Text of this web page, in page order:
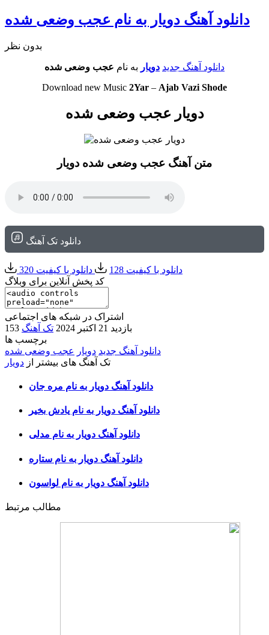
دانلود آهنگ دویار به نام عجب وضعی شده
بدون نظر
دانلود آهنگ جدید دویار به نام عجب وضعی شده
Download new Music 2Yar – Ajab Vazi Shode
دویار عجب وضعی شده
متن آهنگ عجب وضعی شده دویار
دانلود تک آهنگ
دانلود با کیفیت 128
دانلود با کیفیت 320
کد پخش آنلاین برای وبلاگ
اشتراک در شبکه های اجتماعی
153 بازدید 21 اکتبر 2024
تک آهنگ
برچسب ها
دانلود آهنگ جدید دویار
عجب وضعی شده
تک آهنگ های بیشتر از دویار
دانلود آهنگ دویار به نام مره جان
دانلود آهنگ دویار به نام یادش بخیر
دانلود آهنگ دویار به نام مدلی
دانلود آهنگ دویار به نام ستاره
دانلود آهنگ دویار به نام لواسون
مطالب مرتبط